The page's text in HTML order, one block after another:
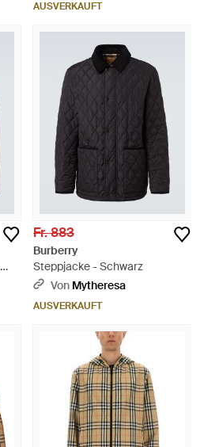
AUSVERKAUFT
Fr. 883
Burberry
Steppjacke - Schwarz
Von Mytheresa
AUSVERKAUFT